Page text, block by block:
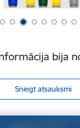
bija
Sniegt atsauksmi